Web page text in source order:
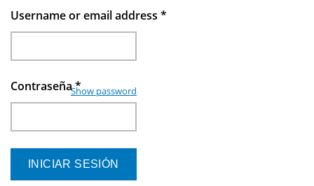
Username or email address *
Contraseña*
Show password